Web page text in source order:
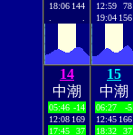
18:06 144
12:59
78
19:04 156
14
中潮
05:46 -14
12:08 169
17:45
37
15
中潮
06:27
-5
12:45 166
18:32
37